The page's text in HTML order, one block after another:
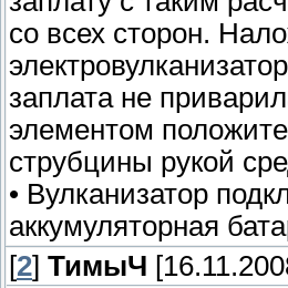
[2] ТимыЧ